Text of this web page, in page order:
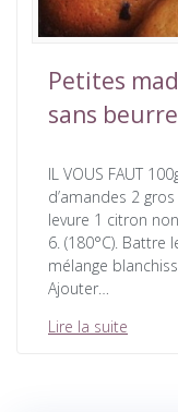
Petites
sans
IL VOUS FAUT
d’amandes 2
levure 1 citron
6. (180°C). Battre
mélange
Ajouter…
Lire la suite